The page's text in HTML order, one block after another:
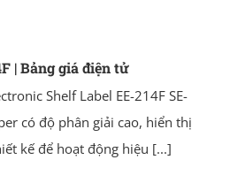
| Bảng giá điện tử
Shelf Label EE-214F SE-
có độ phân giải cao, hiển thị
kế để hoạt động hiệu [...]